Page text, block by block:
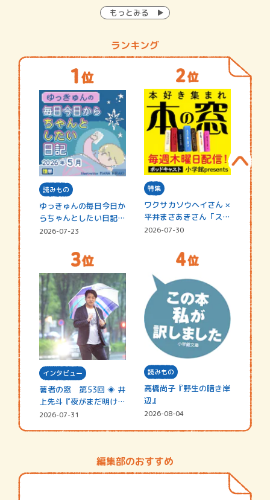
もっとみる
ランキング
読みもの
ゆっきゅんの毎日今日か
らちゃんとしたい日記
☆202…
2026-07-23
特集
ワクサカソウヘイさん ×
平井まさあきさん「スペ
シャ…
2026-07-30
インタビュー
著者の窓 第53回 ◈ 井
上先斗『夜がまだ明けな
い』
2026-07-31
読みもの
高橋尚子『野生の暗き岸
辺』
2026-08-04
編集部のおすすめ